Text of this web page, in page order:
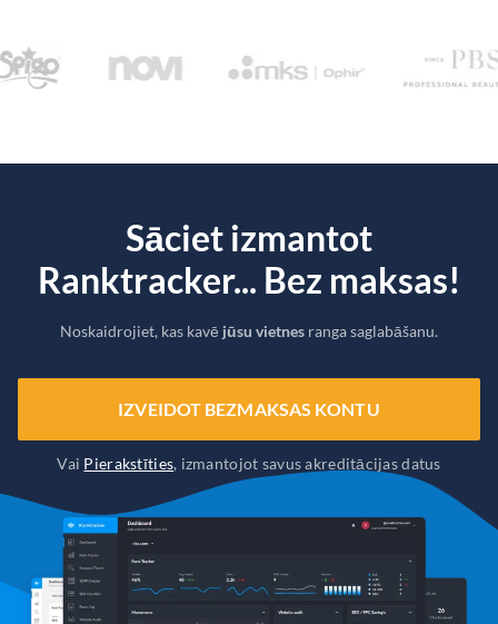
Sāciet izmantot
Ranktracker... Bez maksas!
Noskaidrojiet, kas kavē jūsu vietnes ranga saglabāšanu.
IZVEIDOT BEZMAKSAS KONTU
Vai Pierakstīties, izmantojot savus akreditācijas datus